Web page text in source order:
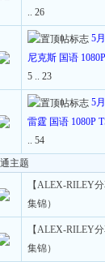
26
5
尼克斯 国语
5.. 23
5
雷霆 国语 1080P
54
主题
【ALEX-RILEY
集锦）
【ALEX-RILEY
集锦）